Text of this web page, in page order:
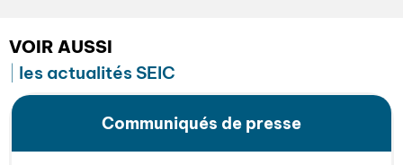
VOIR AUSSI
les actualités SEIC
Communiqués de presse